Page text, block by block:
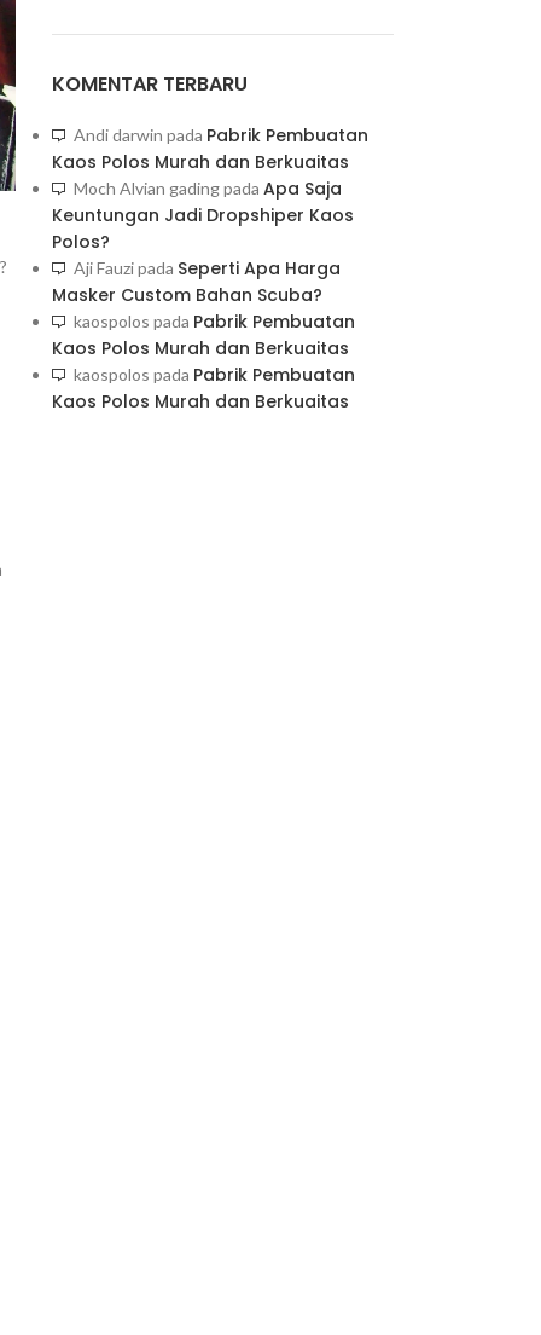
KOMENTAR TERBARU
Andi darwin pada Pabrik Pembuatan
Kaos Polos Murah dan Berkuaitas
Moch Alvian gadingpada Apa Saja
Keuntungan Jadi Dropshiper Kaos
Polos?
Aji Fauzipada Seperti Apa Harga
Masker Custom Bahan Scuba?
kaospolos pada Pabrik Pembuatan
Kaos Polos Murah dan Berkuaitas
kaospolos pada Pabrik Pembuatan
Kaos Polos Murah dan Berkuaitas